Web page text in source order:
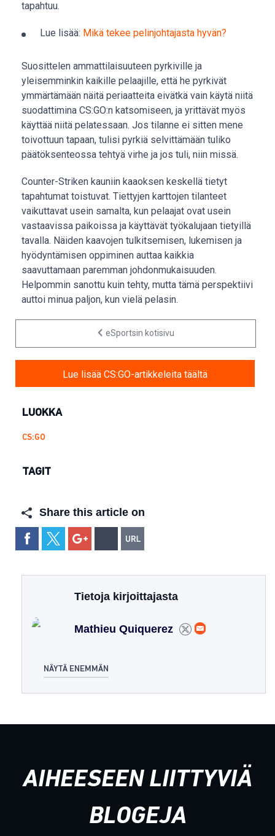
tapahtuu.
Lue lisää: Mikä tekee pelinjohtajasta hyvän?
Suosittelen ammattilaisuuteen pyrkiville ja
yleisemminkin kaikille pelaajille, että he pyrkivät
ymmärtämään näitä periaatteita eivätkä vain käytä niitä
suodattimina CS:GO:n katsomiseen, ja yrittävät myös
käyttää niitä pelatessaan. Jos tilanne ei sitten mene
toivottuun tapaan, tulisi pyrkiä selvittämään tuliko
päätöksenteossa tehtyä virhe ja jos tuli, niin missä.
Counter-Striken kauniin kaaoksen keskellä tietyt
tapahtumat toistuvat. Tiettyjen karttojen tilanteet
vaikuttavat usein samalta, kun pelaajat ovat usein
vastaavissa paikoissa ja käyttävät työkalujaan tietyillä
tavalla. Näiden kaavojen tulkitsemisen, lukemisen ja
hyödyntämisen oppiminen auttaa kaikkia
saavuttamaan paremman johdonmukaisuuden.
Helpommin sanottu kuin tehty, mutta tämä perspektiivi
auttoi minua paljon, kun vielä pelasin.
eSportsin kotisivu
Lue lisää CS:GO-artikkeleita täältä
LUOKKA
CS:GO
TAGIT
Share this article on
Tietoja kirjoittajasta
Mathieu Quiquerez
NÄYTÄ ENEMMÄN
AIHEESEEN LIITTYVIÄ
BLOGEJA